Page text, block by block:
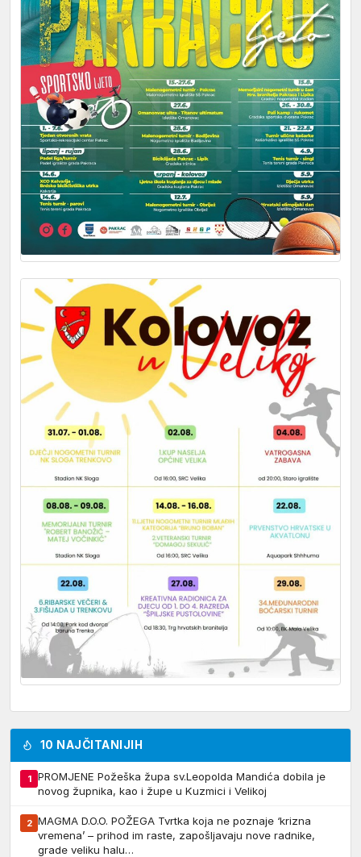
10 NAJČITANIJIH
1
PROMJENE Požeška župa sv.Leopolda Mandića dobila je
novog župnika, kao i župe u Kuzmici i Velikoj
2 MAGMA D.O.O. POŽEGA Tvrtka koja ne poznaje ‘krizna
vremena’ – prihod im raste, zapošljavaju nove radnike,
grade veliku halu…